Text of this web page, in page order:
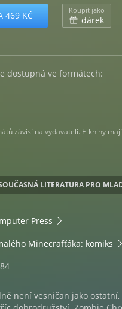
469 KČ Koupit jako
dárek
dostupná ve formátech:
závisí na vydavateli. E-knihy
LITERATURA PRO
Press
Minecrafťáka: komiks
není vesničan jako